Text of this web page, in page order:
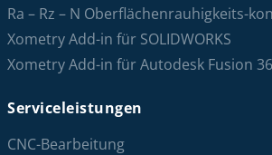
Ra – Rz – N Oberflächenrauhigkeits-
Xometry Add-in für SOLIDWORKS
Xometry Add-in für Autodesk Fusion
Serviceleistungen
CNC-Bearbeitung